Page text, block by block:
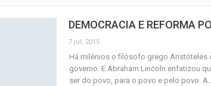
DEMOCRACIA E REFORMA
7 jul, 2015
Há milênios o filósofo grego
governo. E Abraham Lincoln enfatizou
ser do povo, para o povo e pelo povo.